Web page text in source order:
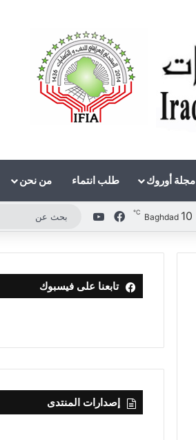
مجلة أوروك طلب انتماء من نحن
Baghdad 10
℃ فيسبوك‫YouTube
تابعنا على فيسبوك
إصدارات المنتدى